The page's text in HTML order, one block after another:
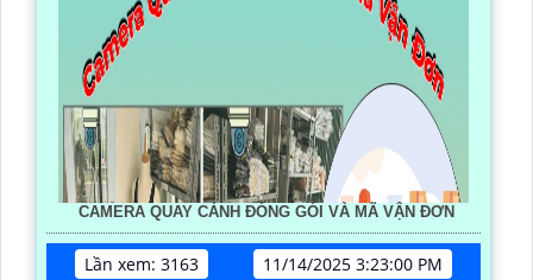
CAMERA QUAY CẢNH ĐÓNG GÓI VÀ MÃ VẬN ĐƠN
Lần xem: 3163
11/14/2025 3:23:00 PM